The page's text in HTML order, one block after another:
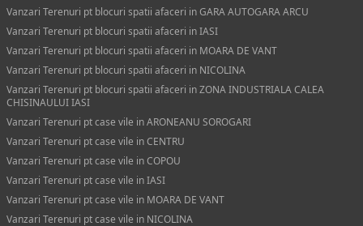
Vanzari Terenuri pt blocuri spatii afaceri in GARA AUTOGARA ARCU
Vanzari Terenuri pt blocuri spatii afaceri in IASI
Vanzari Terenuri pt blocuri spatii afaceri in MOARA DE VANT
Vanzari Terenuri pt blocuri spatii afaceri in NICOLINA
Vanzari Terenuri pt blocuri spatii afaceri in ZONA INDUSTRIALA CALEA
CHISINAULUI IASI
Vanzari Terenuri pt case vile in ARONEANU SOROGARI
Vanzari Terenuri pt case vile in CENTRU
Vanzari Terenuri pt case vile in COPOU
Vanzari Terenuri pt case vile in IASI
Vanzari Terenuri pt case vile in MOARA DE VANT
Vanzari Terenuri pt case vile in NICOLINA